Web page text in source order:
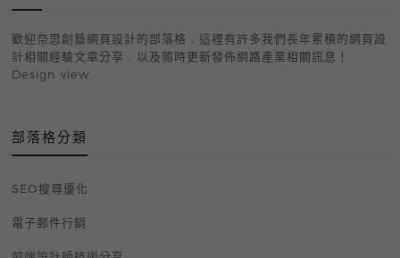
歡迎奈思創藝網頁設計的部落格 , 這裡有許多我們長年累積的網頁設
計相關經驗文章分享 , 以及隨時更新發佈網路產業相關訊息！
Design view
部落格
SEO搜尋優化
電子郵件行銷